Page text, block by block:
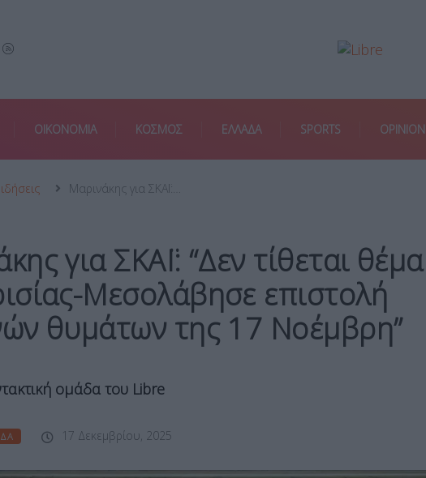
ΟΙΚΟΝΟΜΙΑ ΚΟΣΜΟΣ ΕΛΛΑΔΑ SPORTS
Μαρινάκης για ΣΚΑΪ:…
για ΣΚΑΪ: “Δεν τίθεται θέμα
Μεσολάβησε επιστολή
θυμάτων της 17 Νοέμβρη”
ομάδα του Libre
17 Δεκεμβρίου, 2025